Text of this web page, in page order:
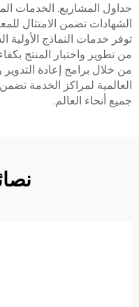
جداول المشاريع. الخدمات
الشهادات تضمن الامتثال
توفر خدمات النماذج الأولية
من تطوير واختبار المنتج
من خلال برامج إعادة التدوير
العالمية لمراكز الخدمة
جميع أنحاء العالم.